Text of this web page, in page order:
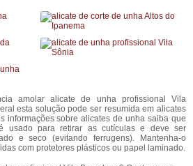
amolar alicate de unha profissional Vila
esta solução pode ser resumida em alicates
informações sobre alicates de unha saiba que
usado para retirar as cutículas e deve ser
e seco (evitando ferrugens). Mantenha-o
com protetores plásticos ou papel laminado.